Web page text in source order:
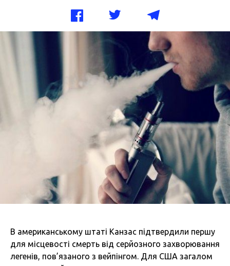
В американському штаті Канзас підтвердили першу
для місцевості смерть від серйозного захворювання
легенів, пов’язаного з вейпінгом. Для США загалом